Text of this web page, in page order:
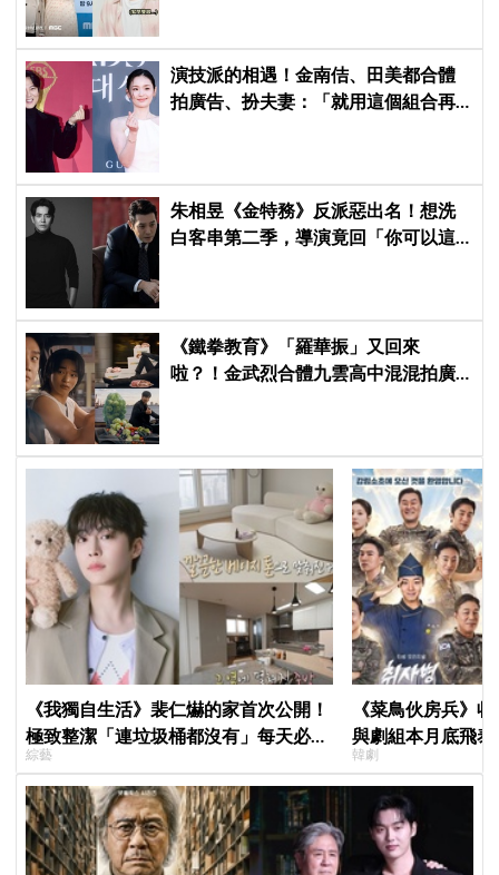
演技派的相遇！金南佶、田美都合體
拍廣告、扮夫妻：「就用這個組合再
朱相昱《金特務》反派惡出名！想洗
白客串第二季，導演竟回「你可以這
《鐵拳教育》「羅華振」又回來
啦？！金武烈合體九雲高中混混拍廣
《我獨自生活》裴仁爀的家首次公開！
極致整潔「連垃圾桶都沒有」每天必做
一件事
綜藝
《菜鳥伙房兵》
與劇組本月底飛
行，慶祝亮眼成績
韓劇